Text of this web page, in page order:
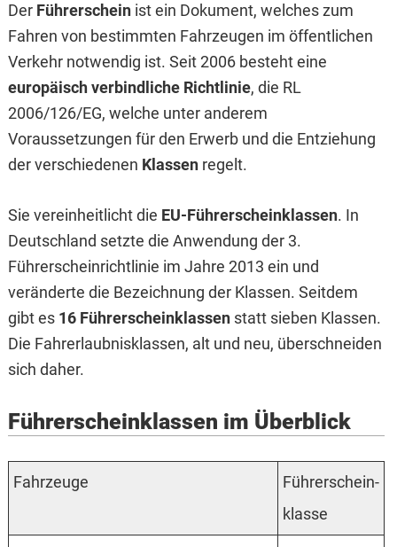
Der Führerscheinist ein Dokument, welches zum
Fahren von bestimmten Fahrzeugen im öffentlichen
Verkehr notwendig ist. Seit 2006 besteht eine
europäisch verbindliche Richtlinie, die RL
2006/126/EG, welche unter anderem
Voraussetzungen für den Erwerb und die Entziehung
der verschiedenen Klassenregelt.
Sie vereinheitlicht die EU-Führerscheinklassen. In
Deutschland setzte die Anwendung der 3.
Führerscheinrichtlinie im Jahre 2013 ein und
veränderte die Bezeichnung der Klassen. Seitdem
gibt es 16 Führerscheinklassenstatt sieben Klassen.
Die Fahrerlaubnisklassen, alt und neu, überschneiden
sich daher.
Führerscheinklassen im Überblick
Fahrzeuge
Führerschein­
klasse